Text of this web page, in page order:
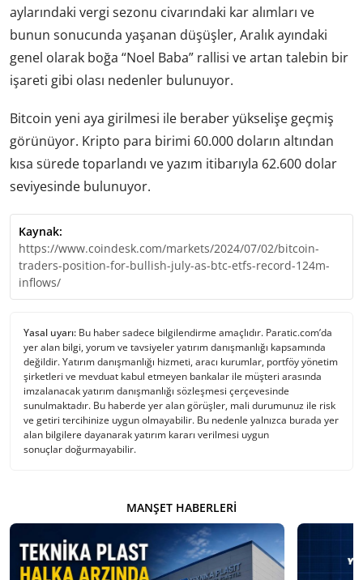
aylarındaki vergi sezonu civarındaki kar alımları ve
bunun sonucunda yaşanan düşüşler, Aralık ayındaki
genel olarak boğa “Noel Baba” rallisi ve artan talebin bir
işareti gibi olası nedenler bulunuyor.
Bitcoin yeni aya girilmesi ile beraber yükselişe geçmiş
görünüyor. Kripto para birimi 60.000 doların altından
kısa sürede toparlandı ve yazım itibarıyla 62.600 dolar
seviyesinde bulunuyor.
Kaynak:
https://www.coindesk.com/markets/2024/07/02/bitcoin-
traders-position-for-bullish-july-as-btc-etfs-record-124m-
inflows/
Yasal uyarı: Bu haber sadece bilgilendirme amaçlıdır. Paratic.com’da
yer alan bilgi, yorum ve tavsiyeler yatırım danışmanlığı kapsamında
değildir. Yatırım danışmanlığı hizmeti, aracı kurumlar, portföy yönetim
şirketleri ve mevduat kabul etmeyen bankalar ile müşteri arasında
imzalanacak yatırım danışmanlığı sözleşmesi çerçevesinde
sunulmaktadır. Bu haberde yer alan görüşler, mali durumunuz ile risk
ve getiri tercihinize uygun olmayabilir. Bu nedenle yalnızca burada yer
alan bilgilere dayanarak yatırım kararı verilmesi uygun
sonuçlar doğurmayabilir.
MANŞET HABERLERI